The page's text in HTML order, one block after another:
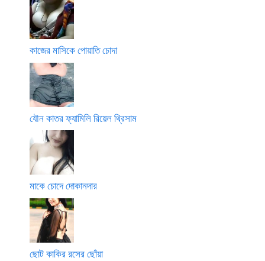
কাজের মাসিকে পোয়াতি চোদা
যৌন কাতর ফ্যামিলি রিয়েল থ্রিসাম
মাকে চোদে দোকানদার
ছোট কাকির রসের ছোঁয়া